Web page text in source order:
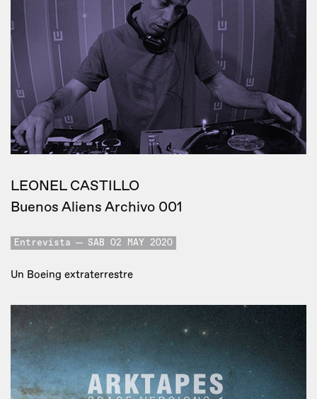
LEONEL CASTILLO
Buenos Aliens Archivo 001
Entrevista SAB 02 MAY 2020
Un Boeing extraterrestre